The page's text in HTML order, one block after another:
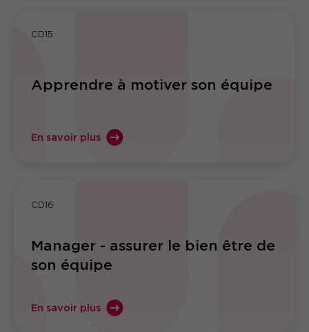
CD15
Apprendre à motiver son équipe
En savoir plus
CD16
Manager - assurer le bien être de
son équipe
En savoir plus